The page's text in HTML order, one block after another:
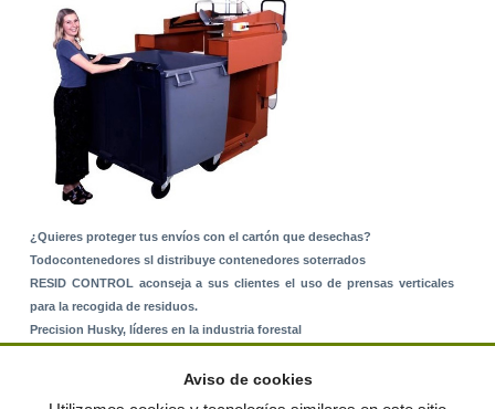
¿Quieres proteger tus envíos con el cartón que desechas?
Todocontenedores sl distribuye contenedores soterrados
RESID CONTROL aconseja a sus clientes el uso de prensas verticales
para la recogida de residuos.
Precision Husky, líderes en la industria forestal
Aviso de cookies